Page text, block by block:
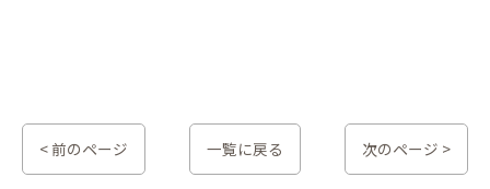
< 前のページ 一覧に戻る 次のページ >